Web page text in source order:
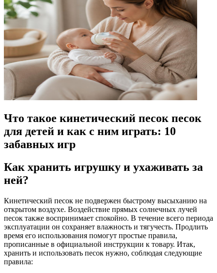
Что такое кинетический песок песок
для детей и как с ним играть: 10
забавных игр
Как хранить игрушку и ухаживать за
ней?
Кинетический песок не подвержен быстрому высыханию на
открытом воздухе. Воздействие прямых солнечных лучей
песок также воспринимает спокойно. В течение всего периода
эксплуатации он сохраняет влажность и тягучесть. Продлить
время его использования помогут простые правила,
прописанные в официальной инструкции к товару. Итак,
хранить и использовать песок нужно, соблюдая следующие
правила: